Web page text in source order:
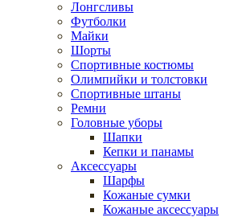
Лонгсливы
Футболки
Майки
Шорты
Спортивные костюмы
Олимпийки и толстовки
Спортивные штаны
Ремни
Головные уборы
Шапки
Кепки и панамы
Аксессуары
Шарфы
Кожаные сумки
Кожаные аксессуары